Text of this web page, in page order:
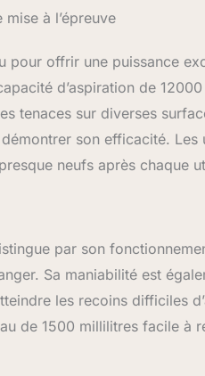
etc. Le réservoir d'eau et
chacun. Il y a également un
】En ajoutant du liquide de
nettoyeur canapé de 200 ml, le
et de l'eau. De plus,
en appuyant sur un
tête de brosse en tissu à
vente*1, support de tête de
supplémentaire nécessaire)
mode vapeur du B200 a une
n'a qu'une puissance de 500
à l’épreuve
pour offrir une puissance
d’aspiration de
tenaces sur diverses
son efficacité.
neufs après chaque
par son
Sa maniabilité est
les recoins difficiles
de 1500 millilitres facile à